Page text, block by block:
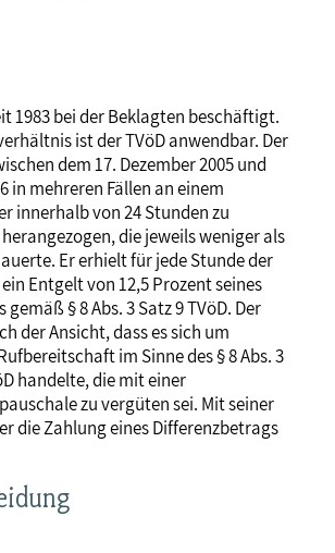
1983 bei der Beklagten beschäftigt.
ist der TVöD anwendbar. Der
dem 17. Dezember 2005 und
in mehreren Fällen an einem
innerhalb von 24 Stunden zu
die jeweils weniger als
Er erhielt für jede Stunde der
Entgelt von 12,5 Prozent seines
§ 8 Abs. 3 Satz 9 TVöD. Der
der Ansicht, dass es sich um
im Sinne des § 8 Abs. 3
handelte, die mit einer
zu vergüten sei. Mit seiner
die Zahlung eines Differenzbetrags